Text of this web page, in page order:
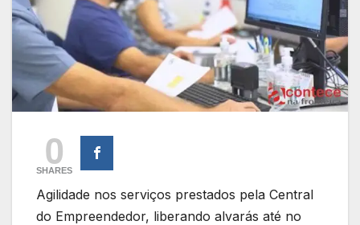
0
SHARES
Agilidade nos serviços prestados pela Central
do Empreendedor, liberando alvarás até no